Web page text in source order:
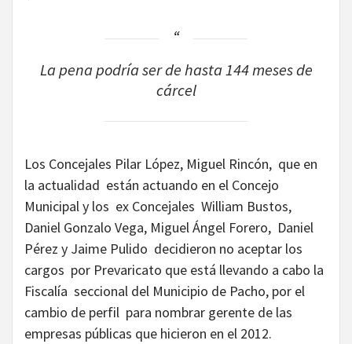
La pena podría ser de hasta 144 meses de
cárcel
Los Concejales Pilar López, Miguel Rincón, que en
la actualidad están actuando en el Concejo
Municipal y los ex Concejales William Bustos,
Daniel Gonzalo Vega, Miguel Ángel Forero, Daniel
Pérez y Jaime Pulido decidieron no aceptar los
cargos por Prevaricato que está llevando a cabo la
Fiscalía seccional del Municipio de Pacho, por el
cambio de perfil para nombrar gerente de las
empresas públicas que hicieron en el 2012.